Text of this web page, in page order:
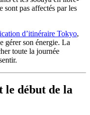
pas affectés par les
d’itinéraire Tokyo,
gérer son énergie. La
toute la journée
le début de la